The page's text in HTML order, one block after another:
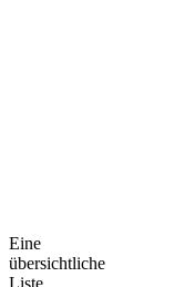
Eine
übersichtliche
Liste